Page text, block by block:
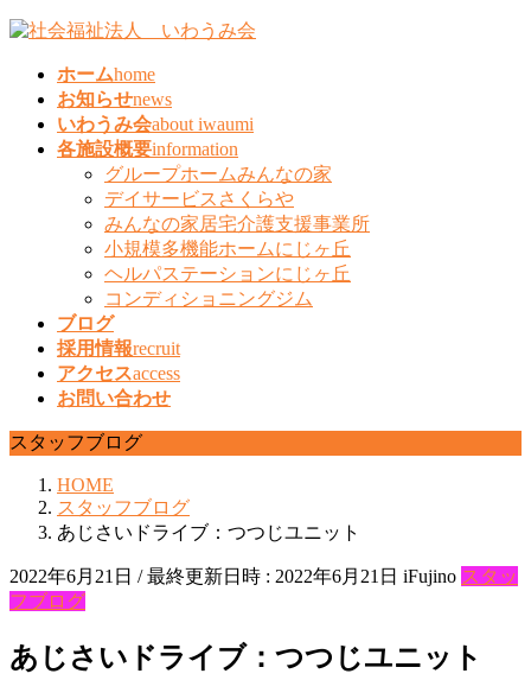
コ
ナ
ホームhome
お知らせnews
いわうみ会about iwaumi
各施設概要information
グループホームみんなの家
デイサービスさくらや
みんなの家居宅介護支援事業所
小規模多機能ホームにじヶ丘
ヘルパステーションにじヶ丘
コンディショニングジム
ブログ
採用情報recruit
アクセスaccess
お問い合わせ
スタッフブログ
HOME
スタッフブログ
あじさいドライブ：つつじユニット
2022年6月21日 / 最終更新日時 : 2022年6月21日 iFujino スタッ
フブログ
あじさいドライブ：つつじユニット